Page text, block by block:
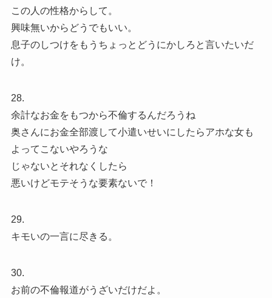
この人の性格からして。
興味無いからどうでもいい。
息子のしつけをもうちょっとどうにかしろと言いたいだ
け。
28.
余計なお金をもつから不倫するんだろうね
奥さんにお金全部渡して小遣いせいにしたらアホな女も
よってこないやろうな
じゃないとそれなくしたら
悪いけどモテそうな要素ないで！
29.
キモいの一言に尽きる。
30.
お前の不倫報道がうざいだけだよ。